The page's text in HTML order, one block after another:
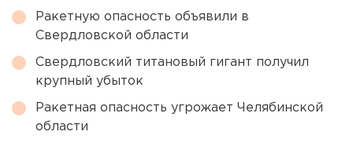
Ракетную опасность объявили в
Свердловской области
Свердловский титановый гигант получил
крупный убыток
Ракетная опасность угрожает Челябинской
области